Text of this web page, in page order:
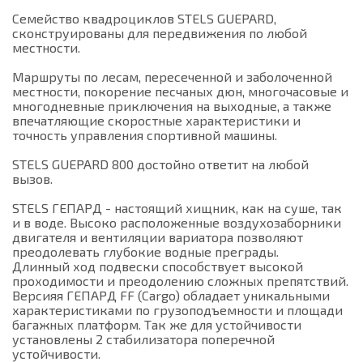
Семейство квадроциклов STELS GUEPARD,
сконструированы для передвижения по любой
местности.
Маршруты по лесам, пересеченной и заболоченной
местности, покорение песчаных дюн, многочасовые и
многодневные приключения на выходные, а также
впечатляющие скоростные характеристики и
точность управления спортивной машины.
STELS GUEPARD 800 достойно ответит на любой
вызов.
STELS ГЕПАРД - настоящий хищник, как на суше, так
и в воде. Высоко расположенные воздухозаборники
двигателя и вентиляции вариатора позволяют
преодолевать глубокие водные преграды.
Длинный ход подвески способствует высокой
проходимости и преодолению сложных препятствий.
Версияя ГЕПАРД FF (Cargo) обладает уникальными
характеристиками по грузоподъемности и площади
багажных платформ. Так же для устойчивости
установлены 2 стабилизатора поперечной
устойчивости.